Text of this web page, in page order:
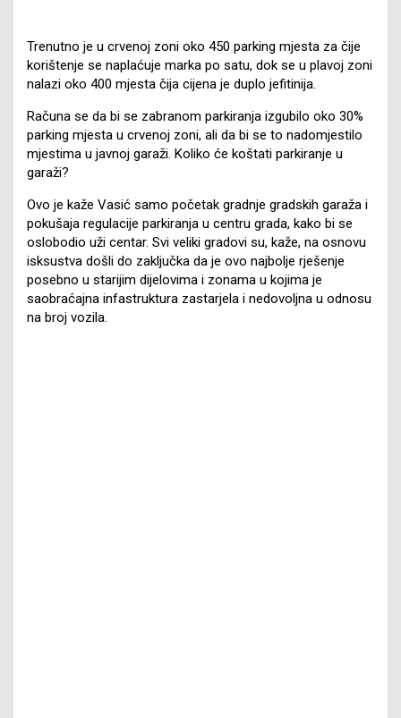
Trenutno je u crvenoj zoni oko 450 parking mjesta za čije
korištenje se naplaćuje marka po satu, dok se u plavoj zoni
nalazi oko 400 mjesta čija cijena je duplo jefitinija.
Računa se da bi se zabranom parkiranja izgubilo oko 30%
parking mjesta u crvenoj zoni, ali da bi se to nadomjestilo
mjestima u javnoj garaži. Koliko će koštati parkiranje u
garaži?
Ovo je kaže Vasić samo početak gradnje gradskih garaža i
pokušaja regulacije parkiranja u centru grada, kako bi se
oslobodio uži centar. Svi veliki gradovi su, kaže, na osnovu
isksustva došli do zaključka da je ovo najbolje rješenje
posebno u starijim dijelovima i zonama u kojima je
saobraćajna infastruktura zastarjela i nedovoljna u odnosu
na broj vozila.